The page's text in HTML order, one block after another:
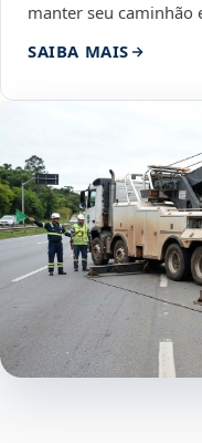
manter seu caminhão
SAIBA MAIS